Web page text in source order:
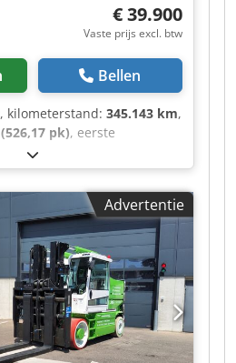
€ 39.900
Vaste prijs excl. btw
Bellen
, kilometerstand: 345.143 km,
pk), eerste
, brandstoftype:
, maximaal laadgewicht:
18.000 kg,
3.800 mm,
05/2026 , kleur:blauw
overig, soort overbrenging:
Euro 6, ophanging:
2, Uitrusting:
cruise control,
tractieregeling
5002, leeggewicht: 6870
Advertentie